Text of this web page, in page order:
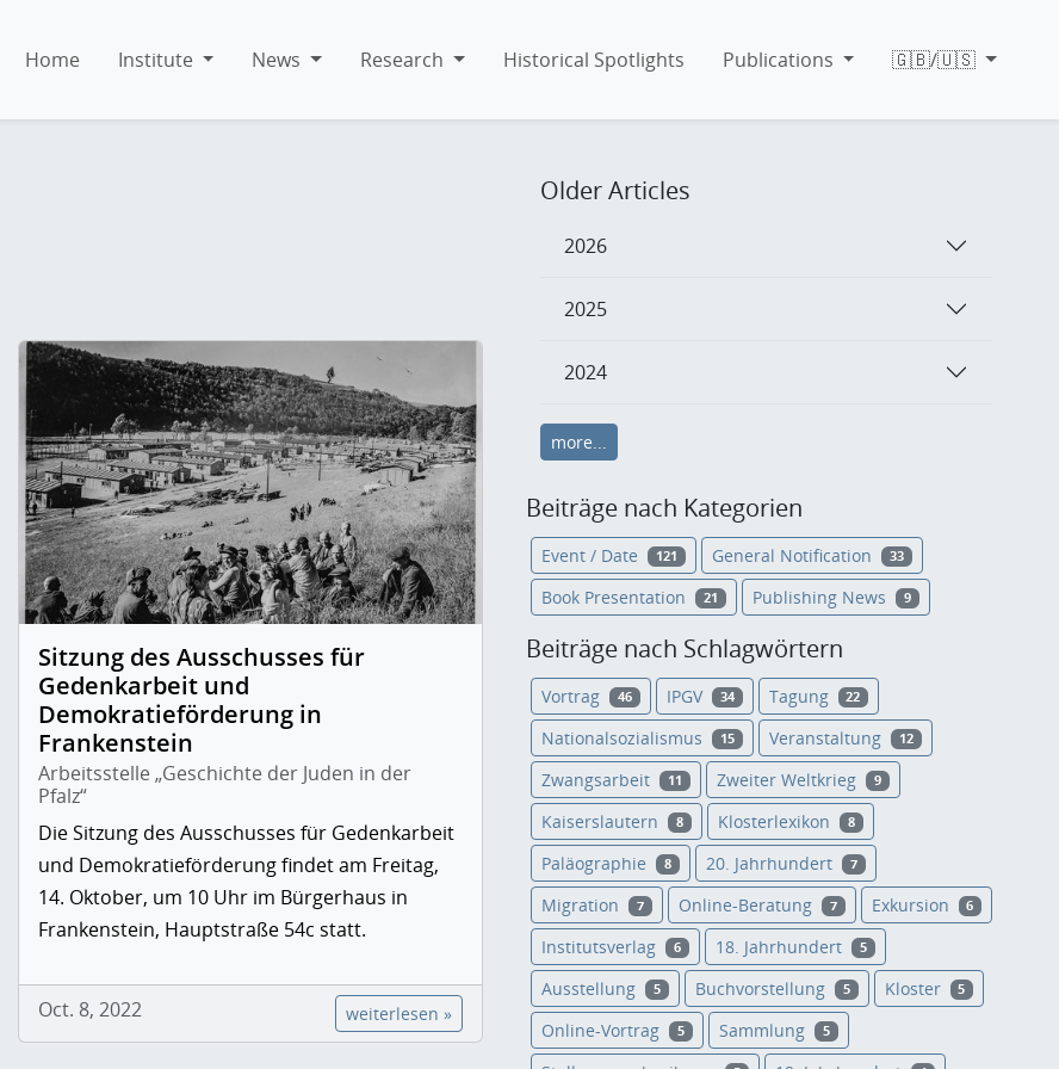
Home Institute News Research Historical Spotlights Publications 🇬🇧/🇺🇸
Sitzung des Ausschusses für
Gedenkarbeit und
Demokratieförderung in
Frankenstein
Arbeitsstelle „Geschichte der Juden in der
Pfalz“
Die Sitzung des Ausschusses für Gedenkarbeit
und Demokratieförderung findet am Freitag,
14. Oktober, um 10 Uhr im Bürgerhaus in
Frankenstein, Hauptstraße 54c statt.
Oct. 8, 2022 weiterlesen »
Older Articles
2026
2025
2024
more...
Beiträge nach Kategorien
Event / Date 121 General Notification 33
Book Presentation 21 Publishing News 9
Beiträge nach Schlagwörtern
Vortrag 46 IPGV 34 Tagung 22
Nationalsozialismus 15 Veranstaltung 12
Zwangsarbeit 11 Zweiter Weltkrieg 9
Kaiserslautern 8 Klosterlexikon 8
Paläographie 8 20. Jahrhundert 7
Migration 7 Online-Beratung 7 Exkursion 6
Institutsverlag 6 18. Jahrhundert 5
Ausstellung 5 Buchvorstellung 5 Kloster 5
Online-Vortrag 5 Sammlung 5